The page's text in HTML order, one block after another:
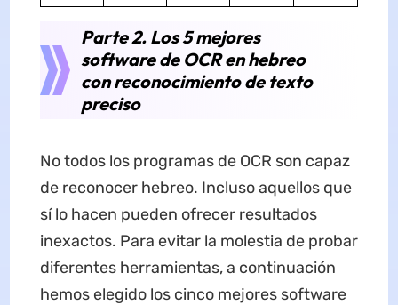
Parte 2. Los 5 mejores
software de OCR en hebreo
con reconocimiento de texto
preciso
No todos los programas de OCR son capaz
de reconocer hebreo. Incluso aquellos que
sí lo hacen pueden ofrecer resultados
inexactos. Para evitar la molestia de probar
diferentes herramientas, a continuación
hemos elegido los cinco mejores software